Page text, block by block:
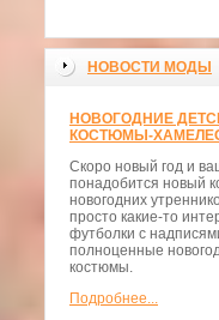
НОВОСТИ МОДЫ
НОВОГОДНИЕ
КОСТЮМЫ-
Скоро новый год и
понадобится новый
новогодних
просто какие-то
футболки с
полноценные
костюмы.
Подробнее...